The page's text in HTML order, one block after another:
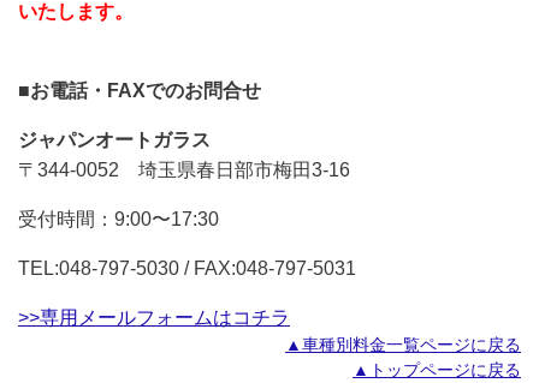
いたします。
■お電話・FAXでのお問合せ
ジャパンオートガラス
〒344-0052 埼玉県春日部市梅田3-16
受付時間：9:00〜17:30
TEL:048-797-5030 / FAX:048-797-5031
>>専用メールフォームはコチラ
▲車種別料金一覧ページに戻る
▲トップページに戻る